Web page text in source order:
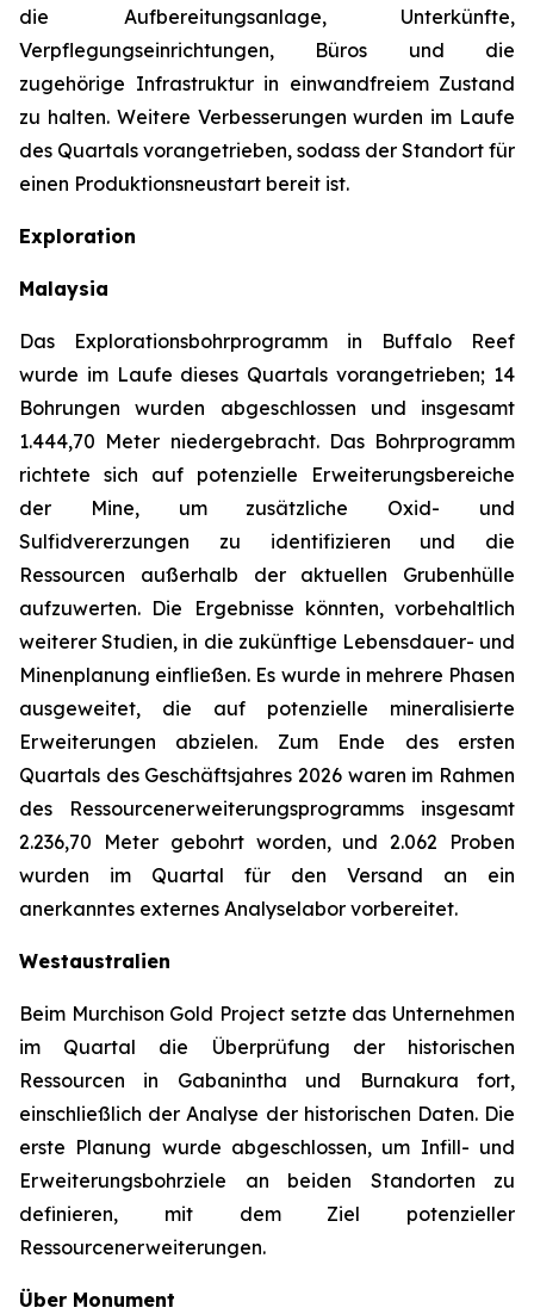
die Aufbereitungsanlage, Unterkünfte,
Verpflegungseinrichtungen, Büros und die
zugehörige Infrastruktur in einwandfreiem Zustand
zu halten. Weitere Verbesserungen wurden im Laufe
des Quartals vorangetrieben, sodass der Standort für
einen Produktionsneustart bereit ist.
Exploration
Malaysia
Das Explorationsbohrprogramm in Buffalo Reef
wurde im Laufe dieses Quartals vorangetrieben; 14
Bohrungen wurden abgeschlossen und insgesamt
1.444,70 Meter niedergebracht. Das Bohrprogramm
richtete sich auf potenzielle Erweiterungsbereiche
der Mine, um zusätzliche Oxid- und
Sulfidvererzungen zu identifizieren und die
Ressourcen außerhalb der aktuellen Grubenhülle
aufzuwerten. Die Ergebnisse könnten, vorbehaltlich
weiterer Studien, in die zukünftige Lebensdauer- und
Minenplanung einfließen. Es wurde in mehrere Phasen
ausgeweitet, die auf potenzielle mineralisierte
Erweiterungen abzielen. Zum Ende des ersten
Quartals des Geschäftsjahres 2026 waren im Rahmen
des Ressourcenerweiterungsprogramms insgesamt
2.236,70 Meter gebohrt worden, und 2.062 Proben
wurden im Quartal für den Versand an ein
anerkanntes externes Analyselabor vorbereitet.
Westaustralien
Beim Murchison Gold Project setzte das Unternehmen
im Quartal die Überprüfung der historischen
Ressourcen in Gabanintha und Burnakura fort,
einschließlich der Analyse der historischen Daten. Die
erste Planung wurde abgeschlossen, um Infill- und
Erweiterungsbohrziele an beiden Standorten zu
definieren, mit dem Ziel potenzieller
Ressourcenerweiterungen.
Über Monument